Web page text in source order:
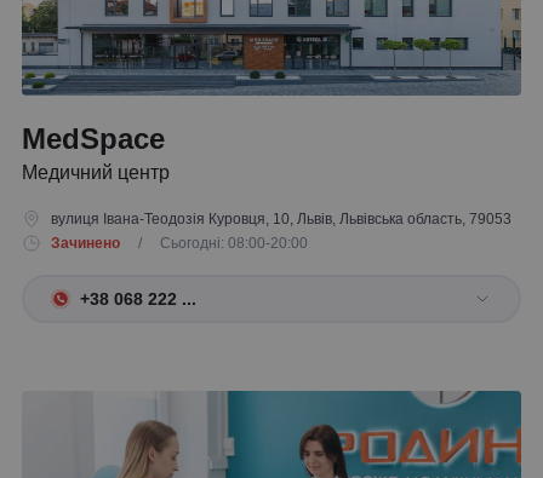
MedSpace
Медичний центр
вулиця Івана-Теодозія Куровця, 10, Львів, Львівська область, 79053
Зачинено
/ Сьогодні: 08:00-20:00
+38 068 222 ...